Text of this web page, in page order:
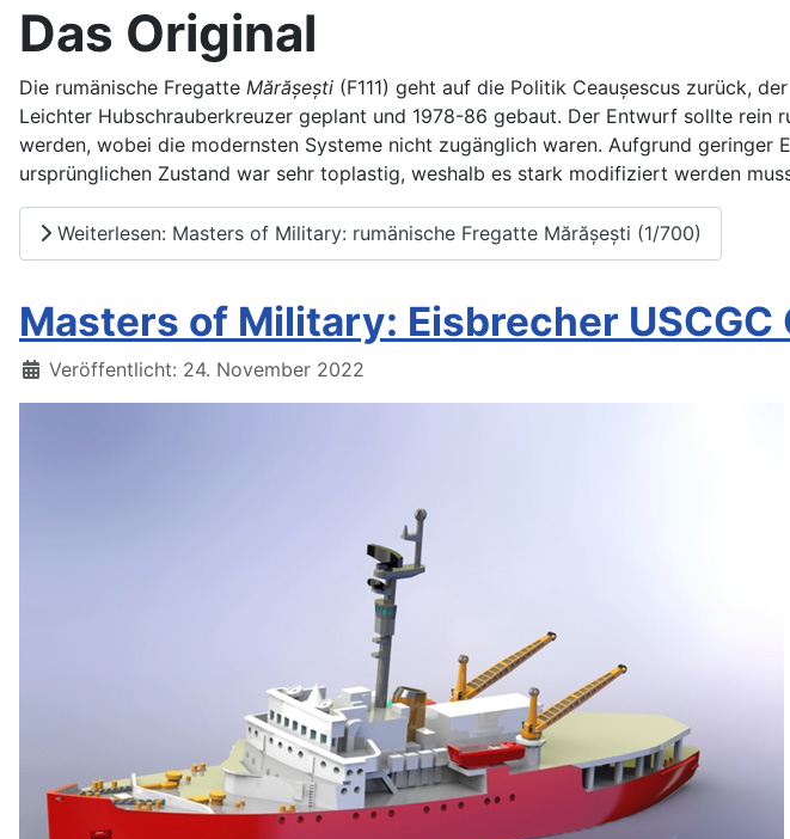
Das Original
Die rumänische Fregatte Mărășești (F111) geht auf die Politik Ceaușescus zurück,
Leichter Hubschrauberkreuzer geplant und 1978-86 gebaut. Der Entwurf sollte
werden, wobei die modernsten Systeme nicht zugänglich waren. Aufgrund
ursprünglichen Zustand war sehr toplastig, weshalb es stark modifiziert werden
Weiterlesen: Masters of Military: rumänische Fregatte Mărășești (1/700)
Masters of Military: Eisbrecher USCGC
Details
Veröffentlicht: 24. November 2022